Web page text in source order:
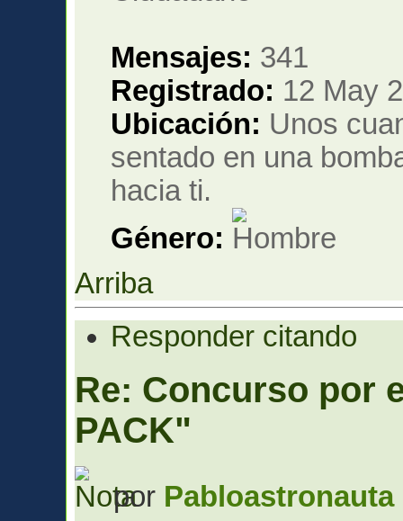
Mensajes: 341
Registrado: 12 May
Ubicación: Unos
sentado en una
hacia ti.
Género:
Arriba
Responder citando
Re: Concurso por
PACK"
por Pabloastronauta